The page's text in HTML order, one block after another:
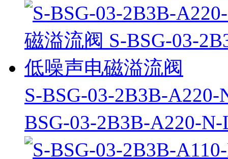
S-BSG-03-2B3B-
BSG-03-2B3B-A220-